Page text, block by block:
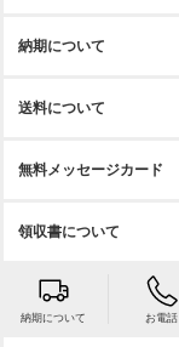
納期について
送料について
無料メッセージカード
領収書について
納期について お電話